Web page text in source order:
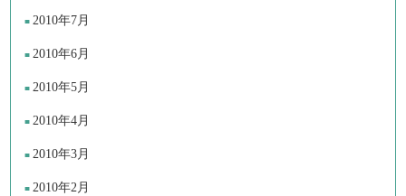
2010年7月
2010年6月
2010年5月
2010年4月
2010年3月
2010年2月